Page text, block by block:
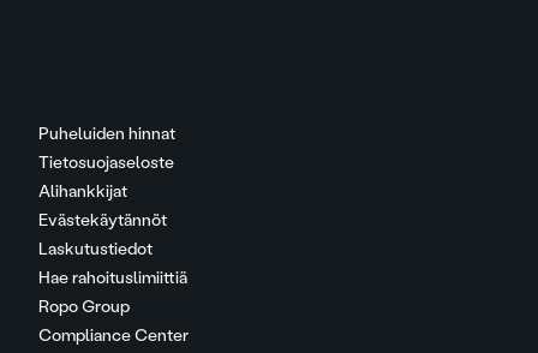
Puheluiden hinnat
Tietosuojaseloste
Alihankkijat
Evästekäytännöt
Laskutustiedot
Hae rahoituslimiittiä
Ropo Group
Compliance Center